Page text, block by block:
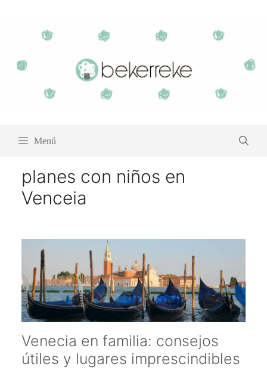
contenido
Menú
planes con niños en
Venceia
Venecia en familia: consejos
útiles y lugares imprescindibles